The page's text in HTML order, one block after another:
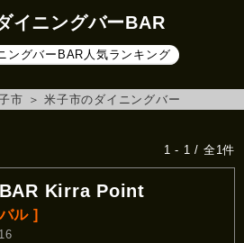
イニングバーBAR
ングバーBAR人気ランキング
市 ＞ 米子市のダイニングバー
1 - 1 / 全1件
Kirra Point
ル ]